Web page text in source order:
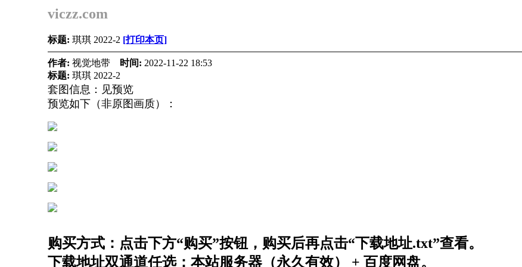
viczz.com
标题: 琪琪 2022-2 [打印本页]
作者: 视觉地带 时间: 2022-11-22 18:53
标题: 琪琪 2022-2
套图信息：见预览
预览如下（非原图画质）：
购买方式：点击下方“购买”按钮，购买后再点击“下载地址.txt”查看。
下载地址双通道任选：本站服务器（永久有效） + 百度网盘。